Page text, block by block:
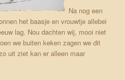
Na nog een
het baasje en vrouwtje allebei
lag. Nou dachten wij, mooi niet
we buiten keken zagen we dit
uit ziet kan er alleen maar